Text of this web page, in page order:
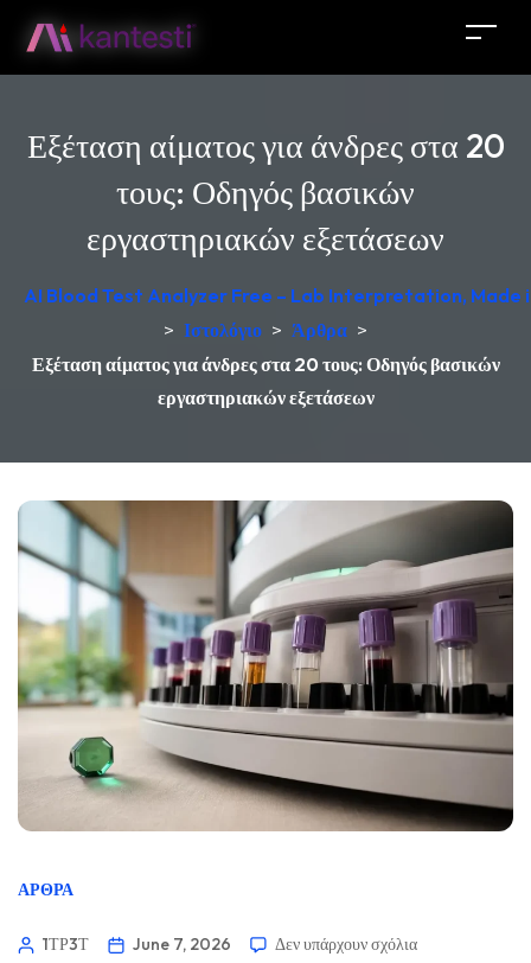
Εξέταση αίματος για άνδρες στα 20
τους: Οδηγός βασικών
εργαστηριακών εξετάσεων
AI Blood Test Analyzer Free – Lab Interpretation, Made
> Ιστολόγιο > Άρθρα >
Εξέταση αίματος για άνδρες στα 20 τους: Οδηγός βασικών
εργαστηριακών εξετάσεων
ΆΡΘΡΑ
1ΤΡ3Τ June 7, 2026 Δεν υπάρχουν σχόλια